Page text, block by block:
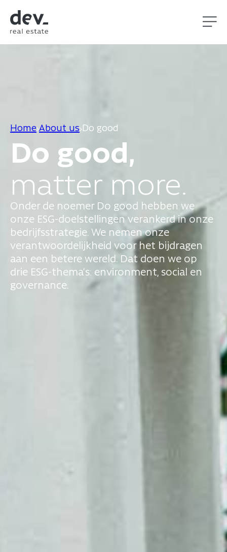
Home About us Do good
Do good,
matter more.
Onder de noemer Do good hebben we
onze ESG-doelstellingen verankerd in onze
bedrijfsstrategie. We nemen onze
verantwoordelijkheid voor het bijdragen
aan een betere wereld. Dat doen we op
drie ESG-thema’s: environment, social en
governance.